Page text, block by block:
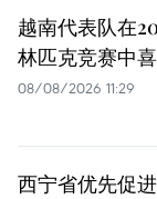
越南代表队在
林匹克竞赛中
08/08/2026 11:29
西宁省优先促